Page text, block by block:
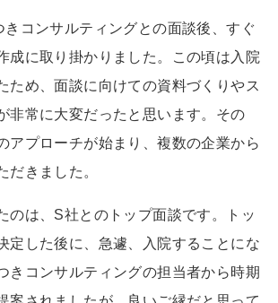
きコンサルティングとの面談後、すぐ
成に取り掛かりました。この頃は入院
ため、面談に向けての資料づくりやス
非常に大変だったと思います。その
アプローチが始まり、複数の企業から
だきました。
のは、 S社とのトップ面談です。トッ
定した後に、急遽、入院することにな
きコンサルティングの担当者から時期